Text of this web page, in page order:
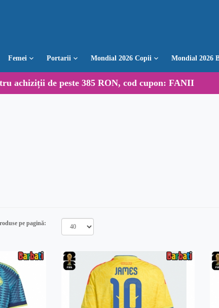
Femei Portarii Mondial 2026 Copii Mondial 2026
achiziții de peste 385 RON, cod cupon: FANII
pe pagină: